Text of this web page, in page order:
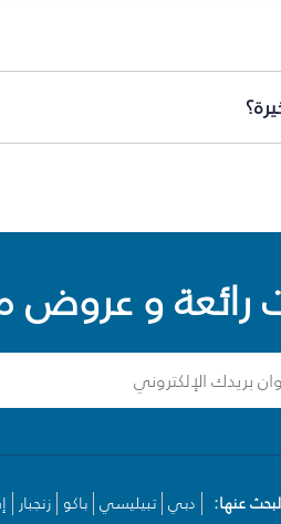
و عروض
عنها: دبي تبيليسي باكو زنجبار